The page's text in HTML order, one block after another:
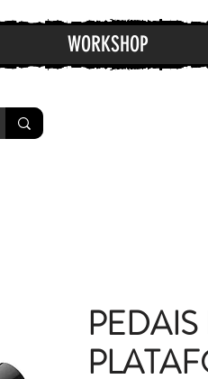
WORKSHOP